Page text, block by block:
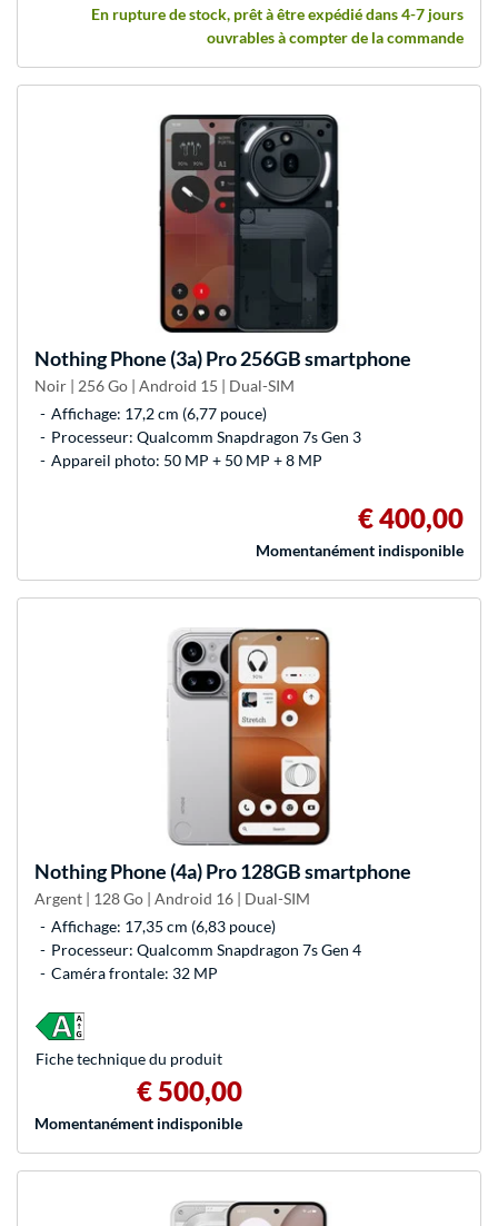
En rupture de stock, prêt à être expédié dans 4-7 jours
ouvrables à compter de la commande
NothingPhone (3a) Pro 256GB smartphone
Noir | 256 Go | Android 15 | Dual-SIM
Affichage: 17,2 cm (6,77 pouce)
Processeur: Qualcomm Snapdragon 7s Gen 3
Appareil photo: 50 MP + 50 MP + 8 MP
€ 400,00
Momentanément indisponible
NothingPhone (4a) Pro 128GB smartphone
Argent | 128 Go | Android 16 | Dual-SIM
Affichage: 17,35 cm (6,83 pouce)
Processeur: Qualcomm Snapdragon 7s Gen 4
Caméra frontale: 32 MP
€ 500,00
Momentanément indisponible
Fiche technique du produit